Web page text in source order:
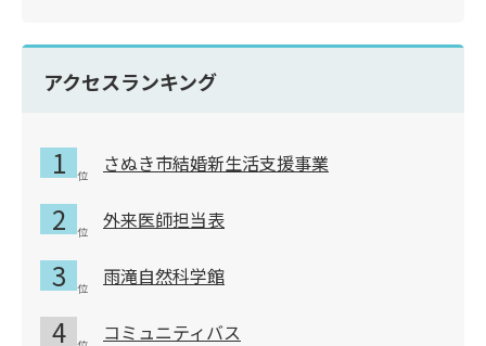
アクセスランキング
さぬき市結婚新生活支援事業
外来医師担当表
雨滝自然科学館
コミュニティバス